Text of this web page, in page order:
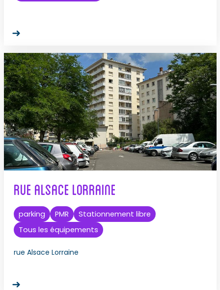
Rue Alsace Lorraine
parking PMR
Stationnement libre
Tous les équipements
rue Alsace Lorraine